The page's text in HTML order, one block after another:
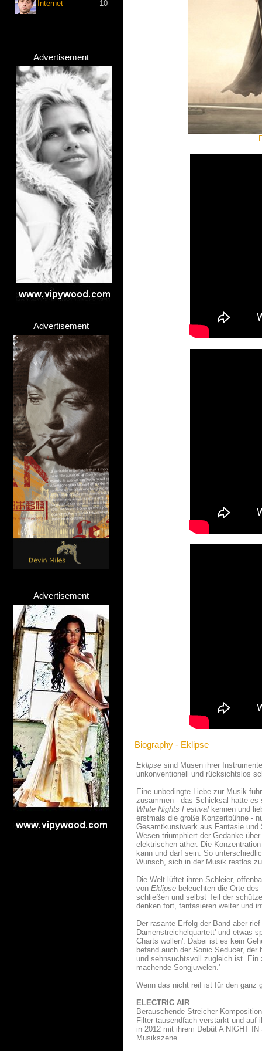
Internet 10
Advertisement
Advertisement
Advertisement
Biography - Eklipse
Eklipse sind Musen ihrer
unkonventionell und rücksichtslos
Eine unbedingte Liebe zur Musik
zusammen - das Schicksal hatte es
White Nights Festival kennen und
erstmals die große Konzertbühne -
Gesamtkunstwerk aus Fantasie
Wesen triumphiert der Gedanke
elektrischen äther. Die
kann und darf sein. So
Wunsch, sich in der Musik restlos
Die Welt lüftet ihren Schleier,
von Eklipse beleuchten die Orte
schließen und selbst Teil der
denken fort, fantasieren weiter und
Der rasante Erfolg der Band aber
Damenstreichelquartett' und etwas
Charts wollen'. Dabei ist es kein
befand auch der Sonic Seducer,
und sehnsuchtsvoll zugleich ist. Ein
machende Songjuwelen.'
Wenn das nicht reif ist für den ganz
ELECTRIC AIR
Berauschende Streicher-
Filter tausendfach verstärkt und auf
in 2012 mit ihrem Debüt A NIGHT
Musikszene.